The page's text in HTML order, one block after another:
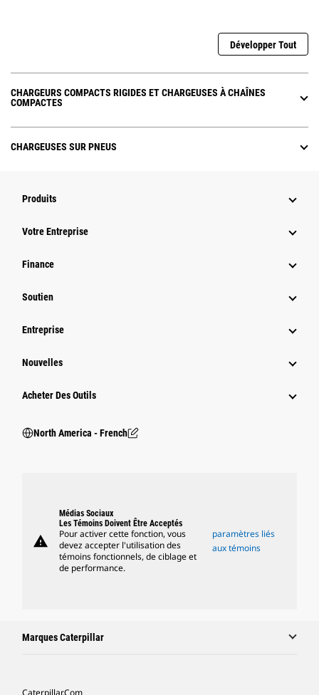
Développer Tout
CHARGEURS COMPACTS RIGIDES ET CHARGEUSES À CHAÎNES
COMPACTES
CHARGEUSES SUR PNEUS
Produits
Votre Entreprise
Finance
Soutien
Entreprise
Nouvelles
Acheter Des Outils
North America - French
warning
Médias Sociaux
Les Témoins Doivent Être Acceptés
Pour activer cette fonction, vous
devez accepter l'utilisation des
témoins fonctionnels, de ciblage et
de performance.
paramètres liés
aux témoins
Marques Caterpillar
Caterpillar.com